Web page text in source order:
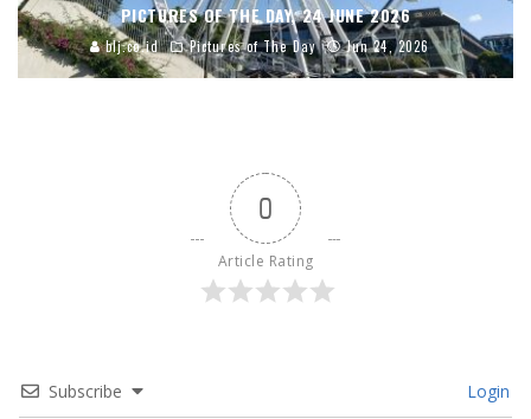
PICTURES OF THE DAY, 24 JUNE 2026
blj.co.id Pictures of The Day Jun 24, 2026
0
Article Rating
Subscribe Login